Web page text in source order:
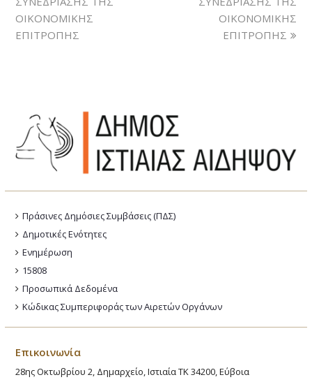
ΟΙΚΟΝΟΜΙΚΗΣ
ΕΠΙΤΡΟΠΗΣ
ΟΙΚΟΝΟΜΙΚΗΣ
ΕΠΙΤΡΟΠΗΣ
Πράσινες Δημόσιες Συμβάσεις (ΠΔΣ)
Δημοτικές Ενότητες
Ενημέρωση
15808
Προσωπικά Δεδομένα
Κώδικας Συμπεριφοράς των Αιρετών Οργάνων
Επικοινωνία
28ης Οκτωβρίου 2, Δημαρχείο, Ιστιαία ΤΚ 34200, Εύβοια